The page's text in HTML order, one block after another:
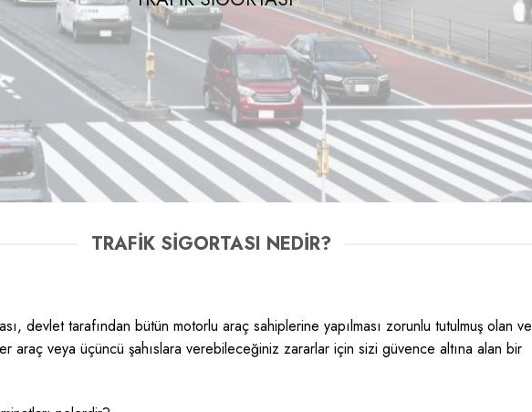
TRAFİK SİGORTASI NEDİR?
devlet tarafından bütün motorlu araç sahiplerine yapılması zorunlu tutulmuş olan ve
araç veya üçüncü şahıslara verebileceğiniz zararlar için sizi güvence altına alan bir